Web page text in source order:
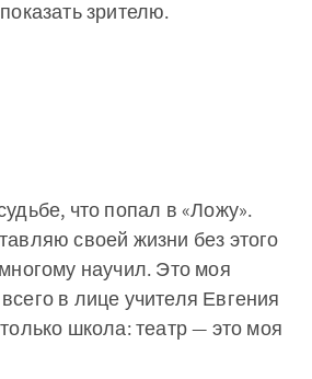
зрителю.
что попал в «Ложу».
своей жизни без этого
научил. Это моя
в лице учителя Евгения
школа: театр — это моя